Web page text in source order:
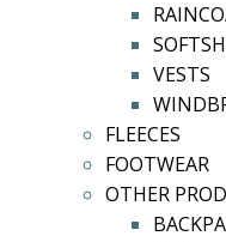
VESTS
FLEECES
FOOTWEAR
OTHER